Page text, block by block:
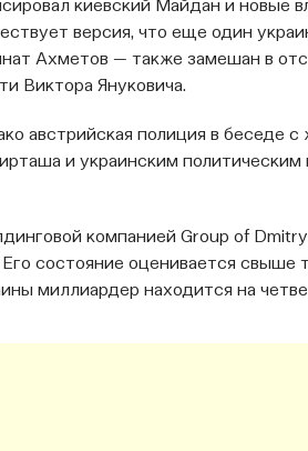
киевский Майдан и новые
версия, что еще один
Ахметов — также замешан в
Виктора Януковича.
австрийская полиция в беседе с
и украинским политическим
компанией Group of Dmitry
состояние оценивается свыше
миллиардер находится на